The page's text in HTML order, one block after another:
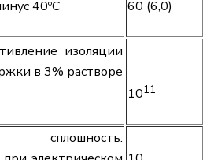
40ºС 60 (6,0)
изоляции
в 3% растворе
1011
сплошность.